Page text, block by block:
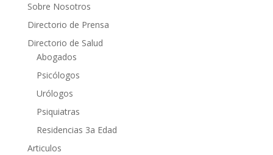
Sobre Nosotros
Directorio de Prensa
Directorio de Salud
Abogados
Psicólogos
Urólogos
Psiquiatras
Residencias 3a Edad
Articulos